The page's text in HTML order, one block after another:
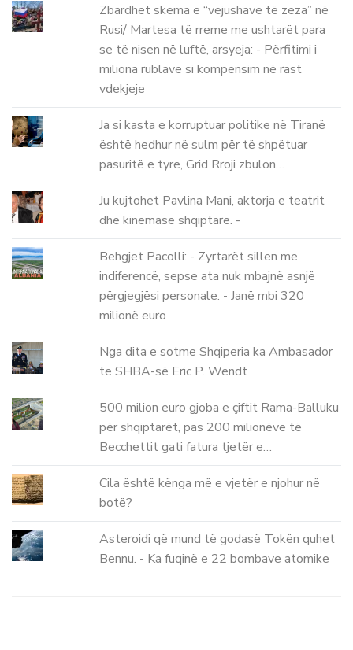
Zbardhet skema e “vejushave të zeza” në
Rusi/ Martesa të rreme me ushtarët para
se të nisen në luftë, arsyeja: - Përfitimi i
miliona rublave si kompensim në rast
vdekjeje
Ja si kasta e korruptuar politike në Tiranë
është hedhur në sulm për të shpëtuar
pasuritë e tyre, Grid Rroji zbulon…
Ju kujtohet Pavlina Mani, aktorja e teatrit
dhe kinemase shqiptare. -
Behgjet Pacolli: - Zyrtarët sillen me
indiferencë, sepse ata nuk mbajnë asnjë
përgjegjësi personale. - Janë mbi 320
milionë euro
Nga dita e sotme Shqiperia ka Ambasador
te SHBA-së Eric P. Wendt
500 milion euro gjoba e çiftit Rama-Balluku
për shqiptarët, pas 200 milionëve të
Becchettit gati fatura tjetër e…
Cila është kënga më e vjetër e njohur në
botë?
Asteroidi që mund të godasë Tokën quhet
Bennu. - Ka fuqinë e 22 bombave atomike